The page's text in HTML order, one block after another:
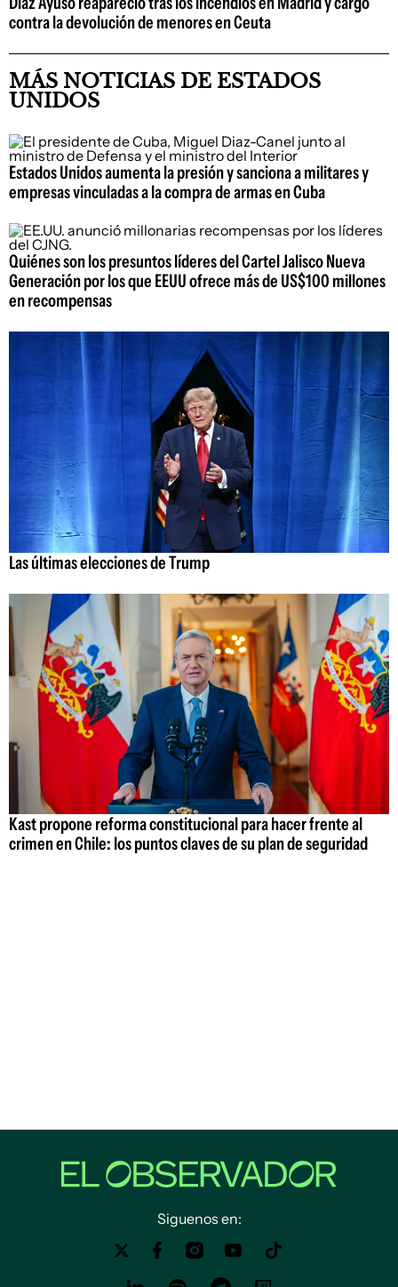
contra la devolución de menores en Ceuta
MÁS NOTICIAS DE ESTADOS
UNIDOS
Estados Unidos aumenta la presión y sanciona a militares y
empresas vinculadas a la compra de armas en Cuba
Quiénes son los presuntos líderes del Cartel Jalisco Nueva
Generación por los que EEUU ofrece más de US$100 millones
en recompensas
Las últimas elecciones de Trump
Kast propone reforma constitucional para hacer frente al
crimen en Chile: los puntos claves de su plan de seguridad
Siguenos en: